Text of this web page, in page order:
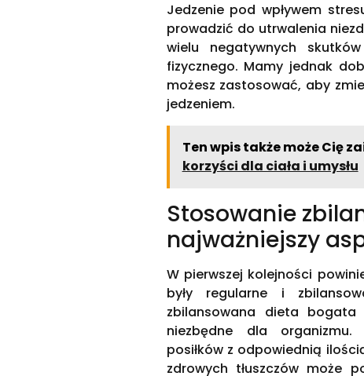
Jedzenie pod wpływem
prowadzić do utrwalenia
wielu negatywnych
fizycznego. Mamy jednak
możesz zastosować, aby
jedzeniem.
Ten wpis także może Cię
korzyści dla ciała i umysłu
Stosowanie
najważniejszy
W pierwszej kolejności
były regularne i
zbilansowana dieta bogata
niezbędne dla organizmu.
posiłków z odpowiednią
zdrowych tłuszczów może